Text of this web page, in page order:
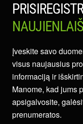
Įveskite savo
visus naujausius
informaciją ir
Manome, kad jums
apsigalvosite,
prenumeratos.